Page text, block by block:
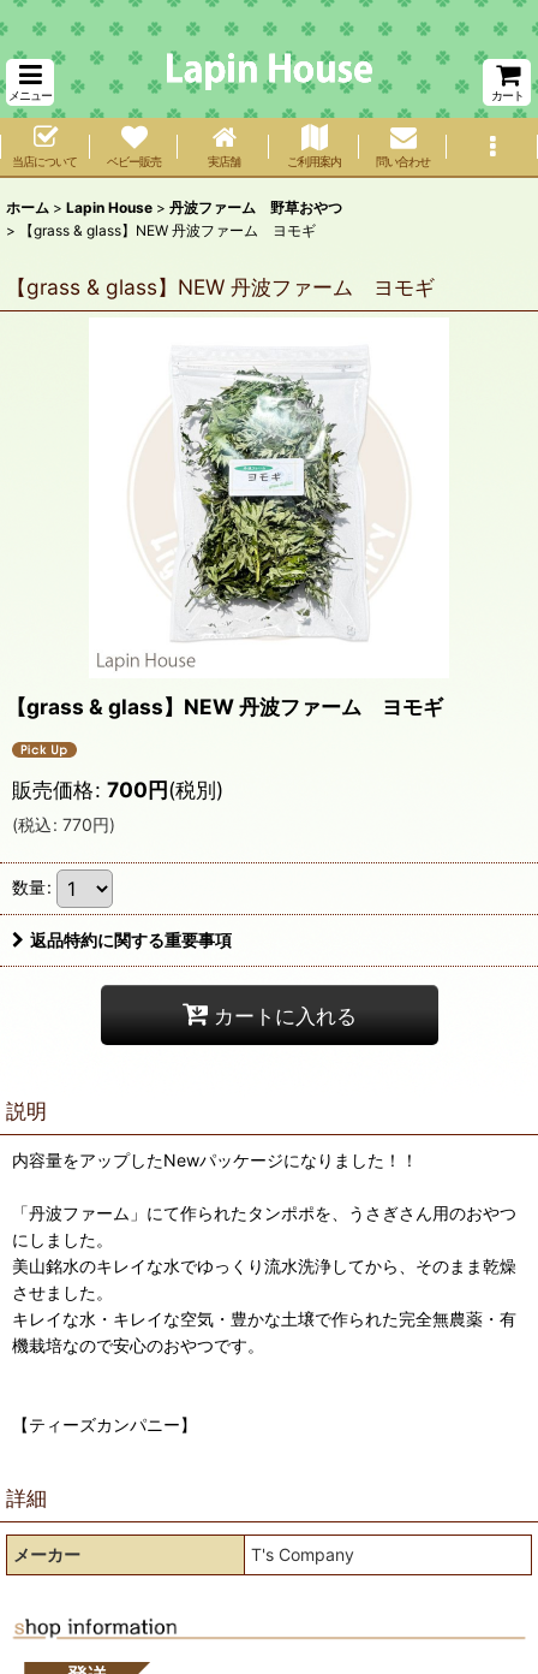
メニュー カート
当店について ベビー販売 実店舗 ご利用案内 問い合わせ
ホーム > Lapin House > 丹波ファーム 野草おやつ
>
【grass & glass】NEW 丹波ファーム ヨモギ
【grass & glass】NEW 丹波ファーム ヨモギ
【grass & glass】NEW 丹波ファーム ヨモギ
販売価格: 700円(税別)
(税込: 770円)
数量:
返品特約に関する重要事項
カートに入れる
説明
内容量をアップしたNewパッケージになりました！！
「丹波ファーム」にて作られたタンポポを、うさぎさん用のおやつ
にしました。
美山銘水のキレイな水でゆっくり流水洗浄してから、そのまま乾燥
させました。
キレイな水・キレイな空気・豊かな土壌で作られた完全無農薬・有
機栽培なので安心のおやつです。
【ティーズカンパニー】
詳細
メーカー T's Company